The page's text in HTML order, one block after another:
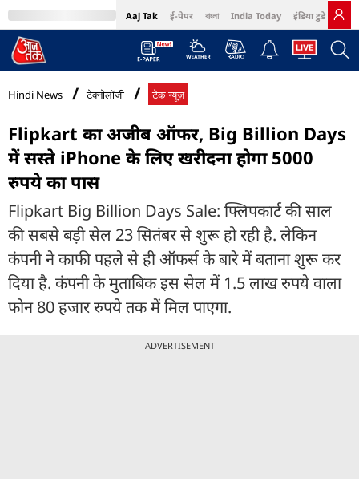
Aaj Tak ई-पेपर বাংলা India Today इंडिया टुडे हिंदी
MumbaiTak Cosmopolitan Harper's Bazaar Northeast
Hindi News टेक्नोलॉजी टेक न्यूज़
Flipkart का अजीब ऑफर, Big Billion Days
में सस्ते iPhone के लिए खरीदना होगा 5000
रुपये का पास
Flipkart Big Billion Days Sale: फ्लिपकार्ट की साल
की सबसे बड़ी सेल 23 सितंबर से शुरू हो रही है. लेकिन
कंपनी ने काफी पहले से ही ऑफर्स के बारे में बताना शुरू कर
दिया है. कंपनी के मुताबिक इस सेल में 1.5 लाख रुपये वाला
फोन 80 हजार रुपये तक में मिल पाएगा.
ADVERTISEMENT